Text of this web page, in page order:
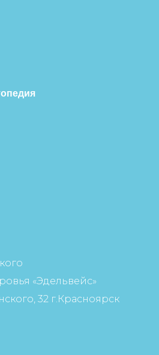
«Эдельвейс»
32 г.Красноярск